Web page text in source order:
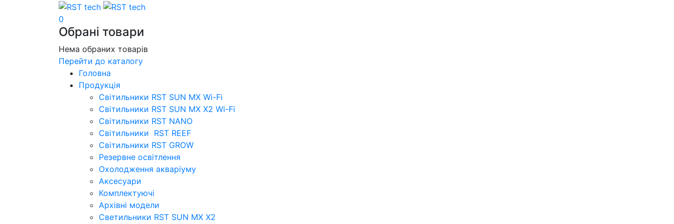
0
Обрані товари
Нема обраних товарів
Перейти до каталогу
Головна
Продукція
Свiтильники RST SUN MX Wi-Fi
Світильники RST SUN MX X2 Wi-Fi
Світильники RST NANO
Світильники RST REEF
Світильники RST GROW
Резервне освітлення
Охолодження акваріуму
Аксесуари
Комплектуючі
Архівні модели
Светильники RST SUN MX X2